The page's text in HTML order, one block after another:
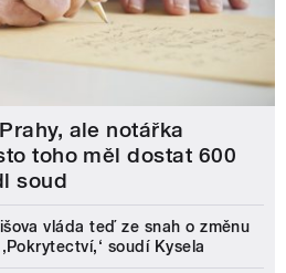
ale notářka
toho měl dostat 600
soud
vláda teď ze snah o změnu
soudí Kysela